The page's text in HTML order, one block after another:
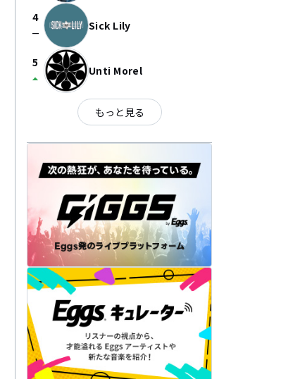
4
check_indeterminate_small Sick Lily
5
arrow_drop_up Unti Morel
もっと見る